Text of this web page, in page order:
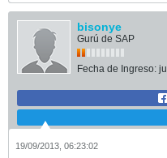
bisonye
Gurú de SAP
Fecha de Ingreso: jul
19/09/2013, 06:23:02